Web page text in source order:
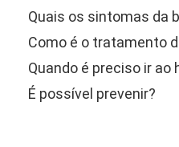
Quais os sintomas da
Como é o tratamento
Quando é preciso ir ao
É possível prevenir?